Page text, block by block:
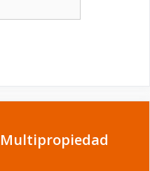
Multipropiedad